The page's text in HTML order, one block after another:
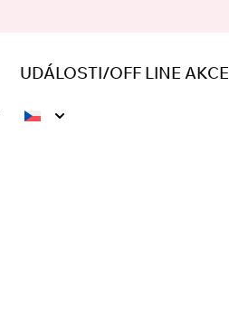
UDÁLOSTI/OFF LINE AKCE